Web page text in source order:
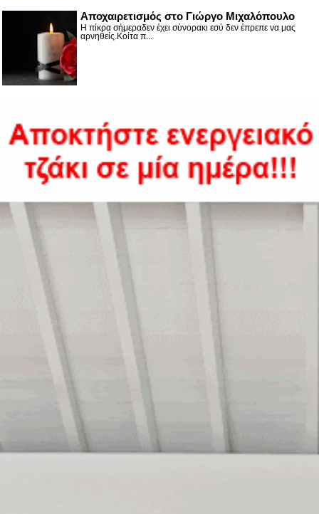
Αποχαιρετισμός στο Γιώργο Μιχαλόπουλο
Η πίκρα σήμεραδεν έχει σύνορακι εσύ δεν έπρεπε να μας
αρνηθείς.Κοίτα π...